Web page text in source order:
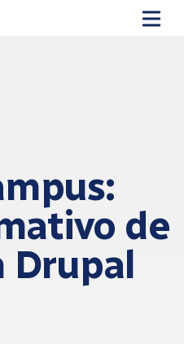
de
Drupal